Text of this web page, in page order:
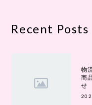
Recent Posts
物
商
せ